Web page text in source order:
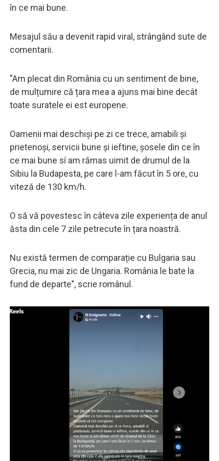
în ce mai bune.
Mesajul său a devenit rapid viral, strângând sute de
comentarii.
"Am plecat din România cu un sentiment de bine,
de mulțumire că țara mea a ajuns mai bine decât
toate suratele ei est europene.
Oamenii mai deschiși pe zi ce trece, amabili și
prietenoși, servicii bune și ieftine, șosele din ce în
ce mai bune sí am rămas uimit de drumul de la
Sibiu la Budapesta, pe care l-am făcut în 5 ore, cu
viteză de 130 km/h.
O să vă povestesc în câteva zile experiența de anul
ăsta din cele 7 zile petrecute în țara noastră.
Nu există termen de comparație cu Bulgaria sau
Grecia, nu mai zic de Ungaria. România le bate la
fund de departe", scrie românul.